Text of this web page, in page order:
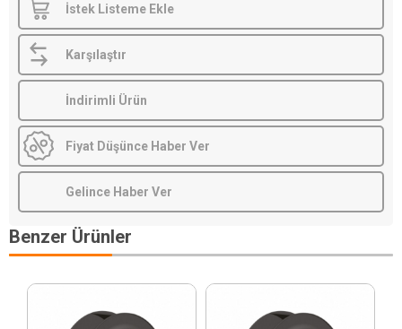
İstek Listeme Ekle
Karşılaştır
İndirimli Ürün
Fiyat Düşünce Haber Ver
Gelince Haber Ver
Benzer Ürünler